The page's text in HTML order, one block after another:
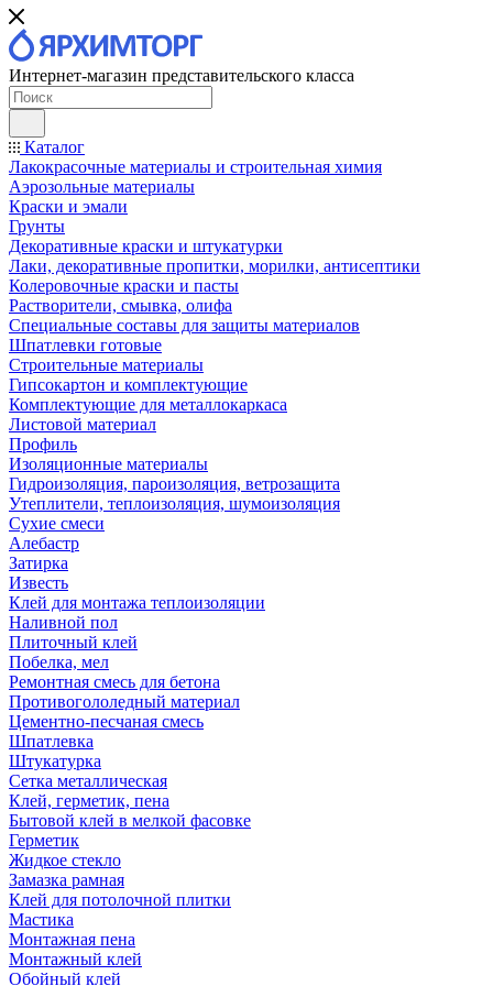
Интернет-магазин представительского класса
Каталог
Лакокрасочные материалы и строительная химия
Аэрозольные материалы
Краски и эмали
Грунты
Декоративные краски и штукатурки
Лаки, декоративные пропитки, морилки, антисептики
Колеровочные краски и пасты
Растворители, смывка, олифа
Специальные составы для защиты материалов
Шпатлевки готовые
Строительные материалы
Гипсокартон и комплектующие
Комплектующие для металлокаркаса
Листовой материал
Профиль
Изоляционные материалы
Гидроизоляция, пароизоляция, ветрозащита
Утеплители, теплоизоляция, шумоизоляция
Сухие смеси
Алебастр
Затирка
Известь
Клей для монтажа теплоизоляции
Наливной пол
Плиточный клей
Побелка, мел
Ремонтная смесь для бетона
Противогололедный материал
Цементно-песчаная смесь
Шпатлевка
Штукатурка
Сетка металлическая
Клей, герметик, пена
Бытовой клей в мелкой фасовке
Герметик
Жидкое стекло
Замазка рамная
Клей для потолочной плитки
Мастика
Монтажная пена
Монтажный клей
Обойный клей